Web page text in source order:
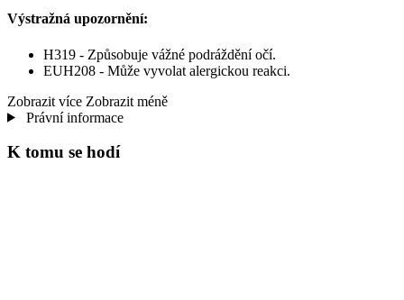
Výstražná upozornění:
H319 - Způsobuje vážné podráždění očí.
EUH208 - Může vyvolat alergickou reakci.
Zobrazit více Zobrazit méně
Právní informace
K tomu se hodí